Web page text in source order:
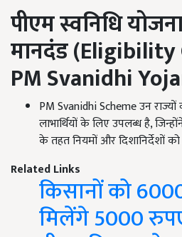
पीएम स्वनिधि
मानदंड(
PM Svanidhi
PM Svanidhi Scheme उन
लाभार्थियों के लिए उपलब्ध है,
के तहत नियमों और दिशानिर्देशों
Related Links
किसानों को
मिलेंगे 5000